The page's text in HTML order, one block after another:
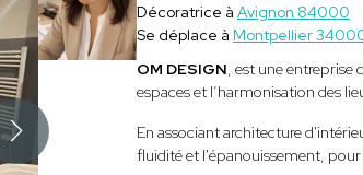
Décoratrice à Avignon 84000
Se déplace à Montpellier
OM DESIGN, est une entreprise
espaces et l’harmonisation des
En associant architecture
fluidité et l'épanouissement, pour